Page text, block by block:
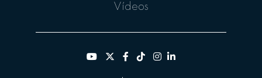
Vídeos